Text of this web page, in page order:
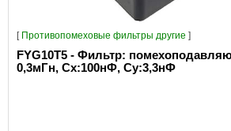
[ Противопомеховые фильтры другие ]
FYG10T5 - Фильтр:
0,3мГн, Сх:100нФ, Су:3,3нФ